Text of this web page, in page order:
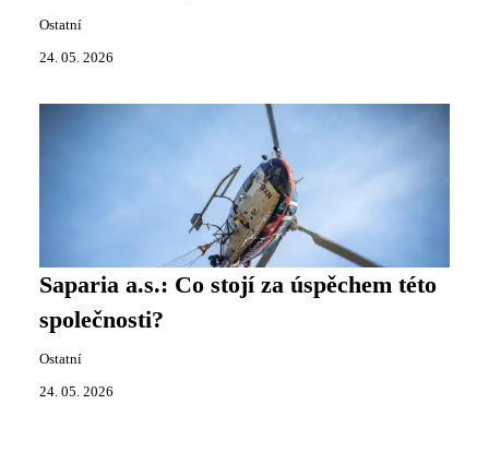
Ostatní
24. 05. 2026
Saparia a.s.: Co stojí za úspěchem této
společnosti?
Ostatní
24. 05. 2026